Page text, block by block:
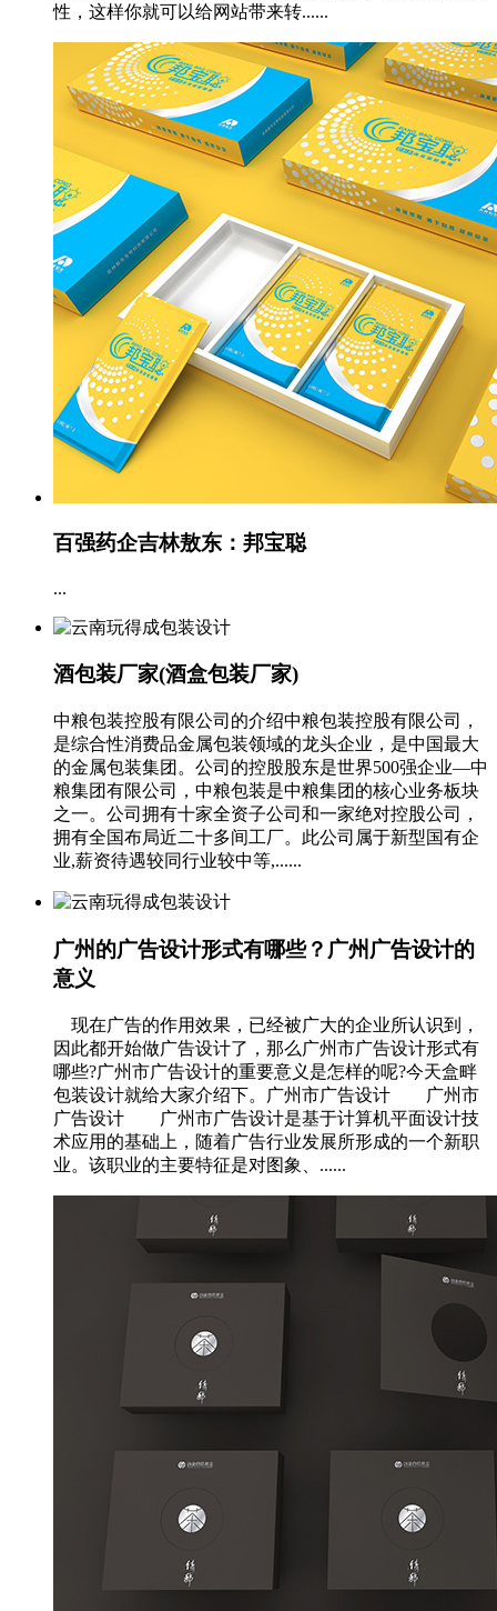
性，这样你就可以给网站带来转......
百强药企吉林敖东：邦宝聪
...
酒包装厂家(酒盒包装厂家)
中粮包装控股有限公司的介绍中粮包装控股有限公司，
是综合性消费品金属包装领域的龙头企业，是中国最大
的金属包装集团。公司的控股股东是世界500强企业—中
粮集团有限公司，中粮包装是中粮集团的核心业务板块
之一。公司拥有十家全资子公司和一家绝对控股公司，
拥有全国布局近二十多间工厂。此公司属于新型国有企
业,薪资待遇较同行业较中等,......
广州的广告设计形式有哪些？广州广告设计的
意义
现在广告的作用效果，已经被广大的企业所认识到，
因此都开始做广告设计了，那么广州市广告设计形式有
哪些?广州市广告设计的重要意义是怎样的呢?今天盒畔
包装设计就给大家介绍下。广州市广告设计 广州市
广告设计 广州市广告设计是基于计算机平面设计技
术应用的基础上，随着广告行业发展所形成的一个新职
业。该职业的主要特征是对图象、......